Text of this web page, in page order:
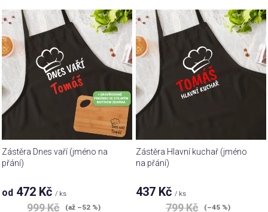
r
o
d
u
k
t
ů
V
ý
p
i
s
p
r
o
d
u
k
ů
Zástěra Dnes vaří (jméno na
přání)
od 472 Kč/ ks
999 Kč (až –52 %)
Zástěra Hlavní kuchař (jméno
na přání)
437 Kč/ ks
799 Kč (–45 %)